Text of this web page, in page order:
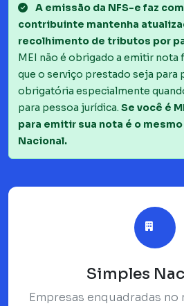
A emissão da NFS-e faz
contribuinte mantenha
recolhimento de tributos por
MEI não é obrigado a emitir nota
que o serviço prestado seja para
obrigatória especialmente
para pessoa jurídica. Se você é
para emitir sua nota é o
Nacional.
Simples
Empresas enquadradas